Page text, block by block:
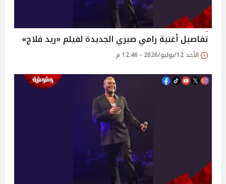
تفاصيل أغنية رامي صبري الجديدة لفيلم «ريد فلاج»
الأحد 12/يوليو/2026 - 12:46 م